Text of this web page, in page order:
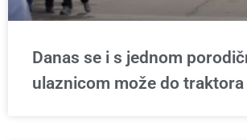
Danas se i s jednom
ulaznicom može do traktora